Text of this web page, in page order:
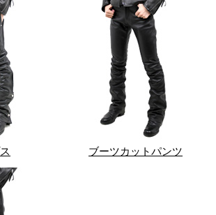
ブーツカットパンツ